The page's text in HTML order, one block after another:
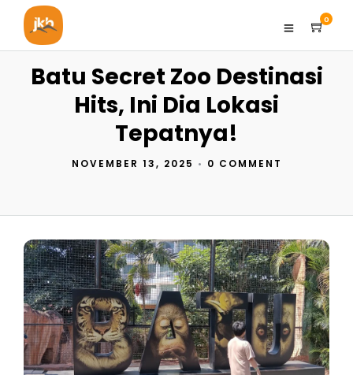
0
Batu Secret Zoo Destinasi
Hits, Ini Dia Lokasi
Tepatnya!
NOVEMBER 13, 2025 • 0 COMMENT